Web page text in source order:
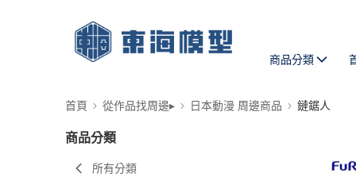
商品分類
首頁 從作品找周邊▸ 日本動漫 周邊商品 鏈鋸人
商品分類
所有分類